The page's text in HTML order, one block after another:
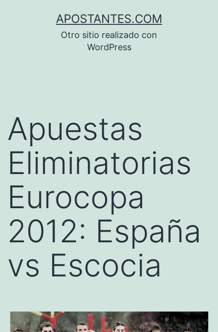
APOSTANTES.COM
Otro sitio realizado con
WordPress
Apuestas
Eliminatorias
Eurocopa
2012: España
vs Escocia